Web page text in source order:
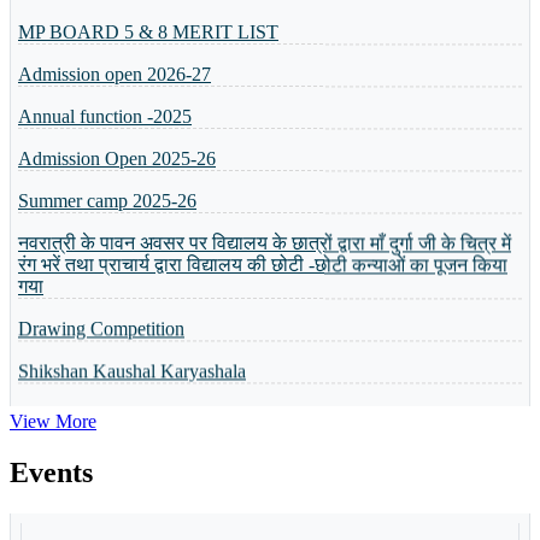
Admission open 2026-27
Annual function -2025
Admission Open 2025-26
Summer camp 2025-26
नवरात्री के पावन अवसर पर विद्यालय के छात्रों द्वारा माँ दुर्गा जी के चित्र में
रंग भरें तथा प्राचार्य द्वारा विद्यालय की छोटी -छोटी कन्याओं का पूजन किया
गया
Drawing Competition
Shikshan Kaushal Karyashala
Admission Open 2024-25
व्यक्तित्व विकास शिविर
5 or 8 Merit List
View More
Events